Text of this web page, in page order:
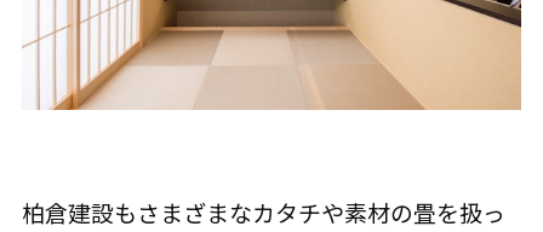
柏倉建設もさまざまなカタチや素材の畳を扱っ